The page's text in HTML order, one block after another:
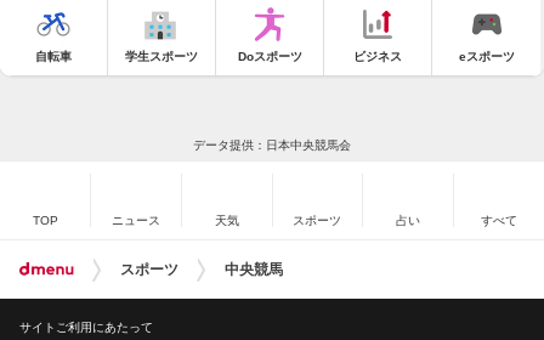
自転車 学生スポーツ Doスポーツ ビジネス eスポーツ
データ提供：日本中央競馬会
TOP ニュース 天気 スポーツ 占い すべて
スポーツ 中央競馬
サイトご利用にあたって